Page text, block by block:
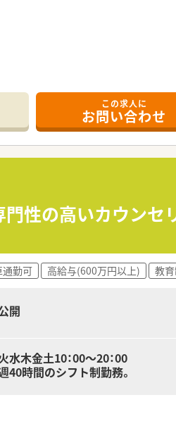
この求人に
お問い合わせ
性の高いカウンセ
通勤可 高給与(600万円以上) 教
開
水木金土10：00～20：00
40時間のシフト制勤務。